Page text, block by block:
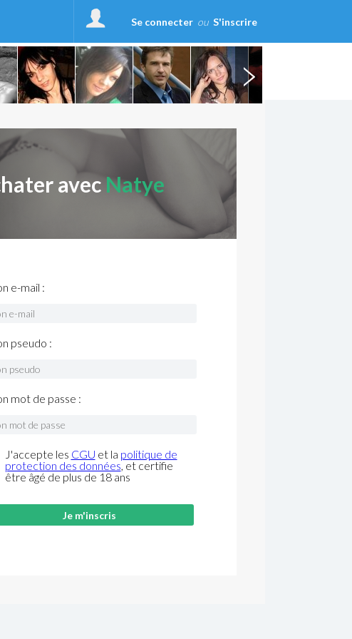
Se connecter ou S'inscrire
avecNatye
e-mail :
pseudo :
mot de passe :
J'accepte les CGU et la politique de
protection des données, et certifie
être âgé de plus de 18 ans